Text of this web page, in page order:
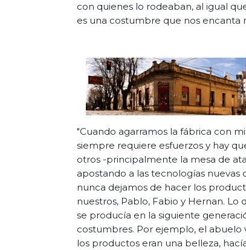
con quienes lo rodeaban, al igual
es una costumbre que nos encanta
"Cuando agarramos la fábrica con
siempre requiere esfuerzos y hay
otros -principalmente la mesa de
apostando a las tecnologías
nunca dejamos de hacer los
nuestros, Pablo, Fabio y Hernan.
se producía en la siguiente
costumbres. Por ejemplo, el abuelo
los productos eran una belleza,